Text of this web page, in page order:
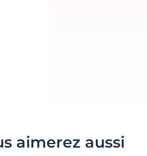
aimerez aussi